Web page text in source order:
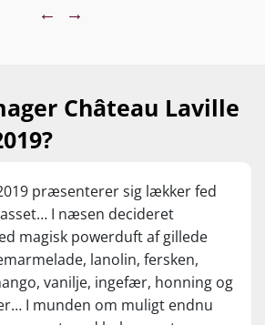
and long on the palate,
and chantilly richness
of lemon; the oak on
It's not a Sauternes to
or more, but this generous
sweet wine will offer huge
short term. Best with desserts
itself – rather than in aperitif
← →
Château Laville
præsenterer sig lækker fed
I næsen decideret
magisk powerduft af gillede
lanolin, fersken,
vanilje, ingefær, honning og
I munden om muligt endnu